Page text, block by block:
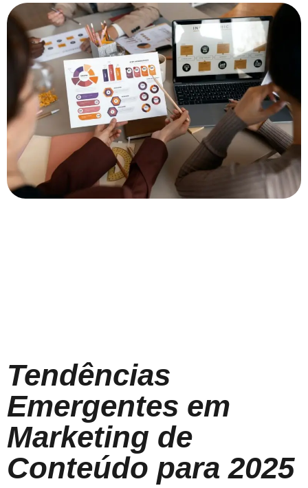
Tendências
Emergentes em
Marketing de
Conteúdo para 2025